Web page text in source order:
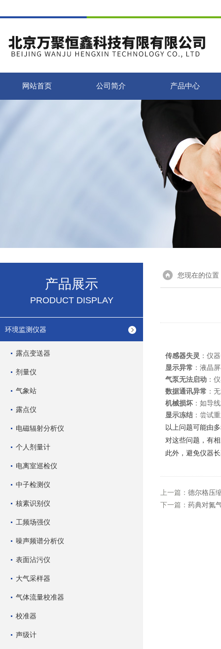
网站首页 公司简介 产品中心
产品展示
PRODUCT DISPLAY
环境监测仪器
露点变送器
剂量仪
气象站
露点仪
电磁辐射分析仪
个人剂量计
电离室巡检仪
中子检测仪
核素识别仪
工频场强仪
噪声频谱分析仪
表面沾污仪
大气采样器
气体流量校准器
校准器
声级计
您现在的位置
传感器失灵 ：仪
显示异常 ：液晶
气泵无法启动 ：
数据通讯异常 ：
机械损坏 ：如导
显示冻结 ：尝试
以上问题可能由
对这些问题，有
此外，避免仪器
上一篇： 德尔格压
下一篇： 药典对氮